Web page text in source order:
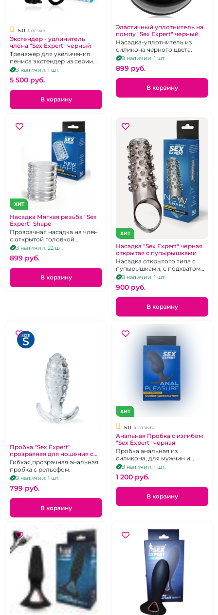
5.0 1 отзыв
Экстендер - удлинитель
члена "Sex Expert" черный
Тренажёр для увеличения
пениса экстендер из серии
«Sex Expert», цвет чёрный.
В наличии: 1 шт.
5 500 pуб.
В корзину
Эластичный уплотнитель на
помпу "Sex Expert" черный
Насадка-уплотнитель из
силикона черного цвета.
В наличии: 1 шт.
899 pуб.
В корзину
ХИТ
Насадка Мягкая резьба "Sex
Expert" Shape
Прозрачная насадка на член
с открытой головкой
ребристая
В наличии: 22 шт.
899 pуб.
В корзину
ХИТ
Насадка "Sex Expert" черная
открытая с пупырышками
Насадка открытого типа с
пупырышками, с подхватом
для мошонки.
В наличии: 1 шт.
900 pуб.
В корзину
Пробка "Sex Expert"
прозраяная для ношения с
пупырышками
Гибкая,прозрачная анальная
пробка с рельефом.
В наличии: 1 шт.
799 pуб.
В корзину
ХИТ
5.0 4 отзыва
Анальная Пробка с изгибом
"Sex Expert" черная
Пробка анальная из
силикона, для мужчин и
женщин, подходит для
В наличии: 1 шт.
1 200 pуб.
В корзину